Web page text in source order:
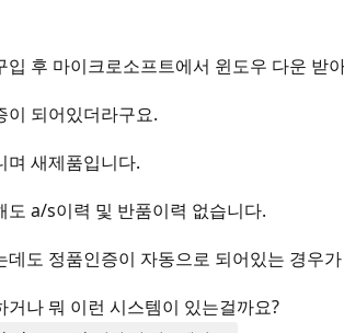
입 후 마이크로소프트에서 윈도우 다운 받
이 되어있더라구요.
며 새제품입니다.
도 a/s이력 및 반품이력 없습니다.
데도 정품인증이 자동으로 되어있는 경우
거나 뭐 이런 시스템이 있는걸까요?